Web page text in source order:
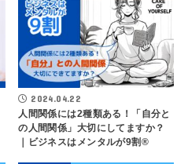
2024.04.22
人間関係には2種類ある！「自分と
の人間関係」大切にしてますか？
｜ビジネスはメンタルが9割®︎